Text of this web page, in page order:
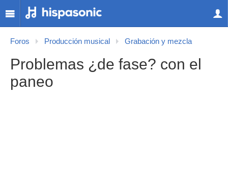
Foros Producción musical Grabación y mezcla
Problemas ¿de fase? con el
paneo